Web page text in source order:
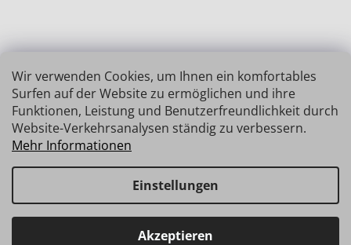
Wir verwenden Cookies, um Ihnen ein komfortables
Surfen auf der Website zu ermöglichen und ihre
Funktionen, Leistung und Benutzerfreundlichkeit durch
Website-Verkehrsanalysen ständig zu verbessern.
Mehr Informationen
Einstellungen
Akzeptieren
Haben Sie Fragen? Wir stehen Ihnen gerne zur Verfügung →
Erstellt von Shoptet
Copyright 2026INSIZE | MESSTECHNIK. Alle Rechte
vorbehalten.